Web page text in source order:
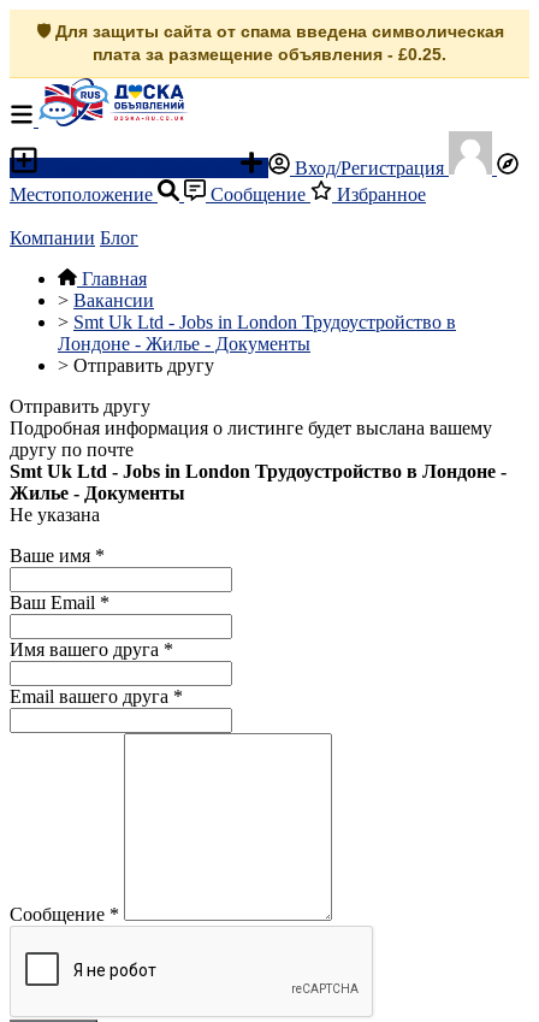
🛡️ Для защиты сайта от спама введена символическая
плата за размещение объявления - £0.25.
Вход/Регистрация
Местоположение
Сообщение Избранное
Компании Блог
Главная
> Вакансии
> Smt Uk Ltd - Jobs in London Трудоустройство в
Лондоне - Жилье - Документы
> Отправить другу
Отправить другу
Подробная информация о листинге будет выслана вашему
другу по почте
Smt Uk Ltd - Jobs in London Трудоустройство в Лондоне -
Жилье - Документы
Не указана
Ваше имя *
Ваш Email *
Имя вашего друга *
Email вашего друга *
Сообщение *